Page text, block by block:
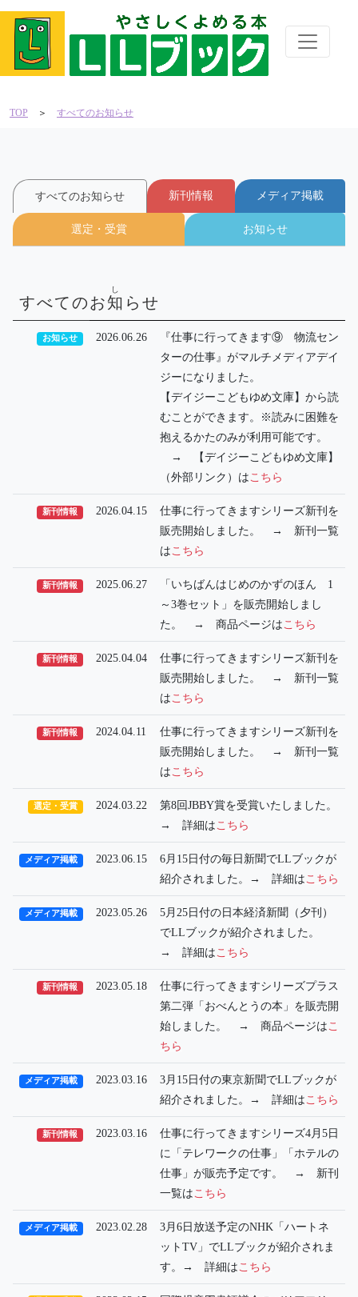
TOP ＞ すべてのお知らせ
すべてのお知らせ 新刊情報 メディア掲載
選定・受賞 お知らせ
すべてのお知
し
らせ
お知らせ 2026.06.26
『仕事に行ってきます⑨ 物流セン
ターの仕事』がマルチメディアデイ
ジーになりました。
【デイジーこどもゆめ文庫】から読
むことができます。※読みに困難を
抱えるかたのみが利用可能です。
→ 【デイジーこどもゆめ文庫】
（外部リンク）はこちら
新刊情報 2026.04.15
仕事に行ってきますシリーズ新刊を
販売開始しました。 → 新刊一覧
はこちら
新刊情報 2025.06.27
「いちばんはじめのかずのほん 1
～3巻セット」を販売開始しまし
た。 → 商品ページはこちら
新刊情報 2025.04.04
仕事に行ってきますシリーズ新刊を
販売開始しました。 → 新刊一覧
はこちら
新刊情報 2024.04.11
仕事に行ってきますシリーズ新刊を
販売開始しました。 → 新刊一覧
はこちら
選定・受賞 2024.03.22
第8回JBBY賞を受賞いたしました。
→ 詳細はこちら
メディア掲載 2023.06.15
6月15日付の毎日新聞でLLブックが
紹介されました。→ 詳細はこちら
メディア掲載 2023.05.26
5月25日付の日本経済新聞（夕刊）
でLLブックが紹介されました。
→ 詳細はこちら
新刊情報 2023.05.18
仕事に行ってきますシリーズプラス
第二弾「おべんとうの本」を販売開
始しました。 → 商品ページはこ
ちら
メディア掲載 2023.03.16
3月15日付の東京新聞でLLブックが
紹介されました。→ 詳細はこちら
新刊情報 2023.03.16
仕事に行ってきますシリーズ4月5日
に「テレワークの仕事」「ホテルの
仕事」が販売予定です。 → 新刊
一覧はこちら
メディア掲載 2023.02.28
3月6日放送予定のNHK「ハートネ
ットTV」でLLブックが紹介されま
す。→ 詳細はこちら